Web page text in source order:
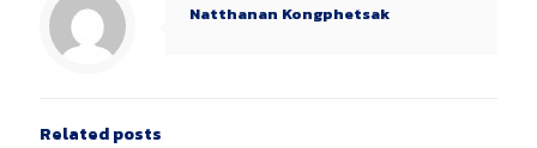
Natthanan Kongphetsak
Related posts